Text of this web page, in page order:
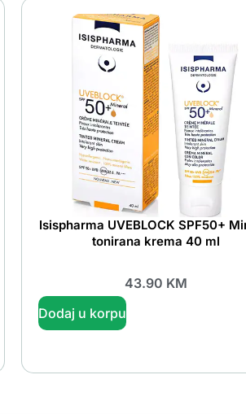
Isispharma UVEBLOCK SPF50+
tonirana krema 40 ml
43.90 KM
Dodaj u korpu